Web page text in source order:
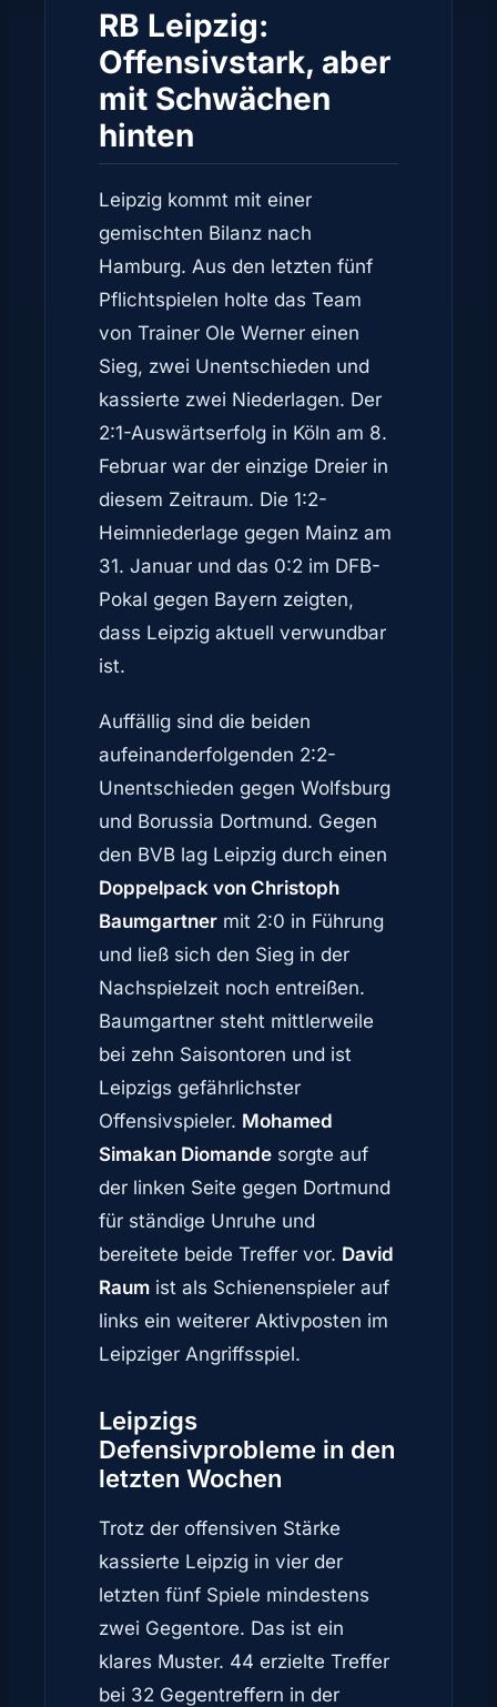
RB Leipzig:
Offensivstark, aber
mit Schwächen
hinten
Leipzig kommt mit einer
gemischten Bilanz nach
Hamburg. Aus den letzten fünf
Pflichtspielen holte das Team
von Trainer Ole Werner einen
Sieg, zwei Unentschieden und
kassierte zwei Niederlagen. Der
2:1-Auswärtserfolg in Köln am 8.
Februar war der einzige Dreier in
diesem Zeitraum. Die 1:2-
Heimniederlage gegen Mainz am
31. Januar und das 0:2 im DFB-
Pokal gegen Bayern zeigten,
dass Leipzig aktuell verwundbar
ist.
Auffällig sind die beiden
aufeinanderfolgenden 2:2-
Unentschieden gegen Wolfsburg
und Borussia Dortmund. Gegen
den BVB lag Leipzig durch einen
Doppelpack von Christoph
Baumgartner mit 2:0 in Führung
und ließ sich den Sieg in der
Nachspielzeit noch entreißen.
Baumgartner steht mittlerweile
bei zehn Saisontoren und ist
Leipzigs gefährlichster
Offensivspieler. Mohamed
Simakan Diomande sorgte auf
der linken Seite gegen Dortmund
für ständige Unruhe und
bereitete beide Treffer vor. David
Raum ist als Schienenspieler auf
links ein weiterer Aktivposten im
Leipziger Angriffsspiel.
Leipzigs
Defensivprobleme in den
letzten Wochen
Trotz der offensiven Stärke
kassierte Leipzig in vier der
letzten fünf Spiele mindestens
zwei Gegentore. Das ist ein
klares Muster. 44 erzielte Treffer
bei 32 Gegentreffern in der